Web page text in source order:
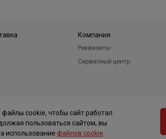
Компания
Реквизиты
Сервисный центр
cookie, чтобы сайт работал
пользоваться сайтом, вы
использование файлов cookie